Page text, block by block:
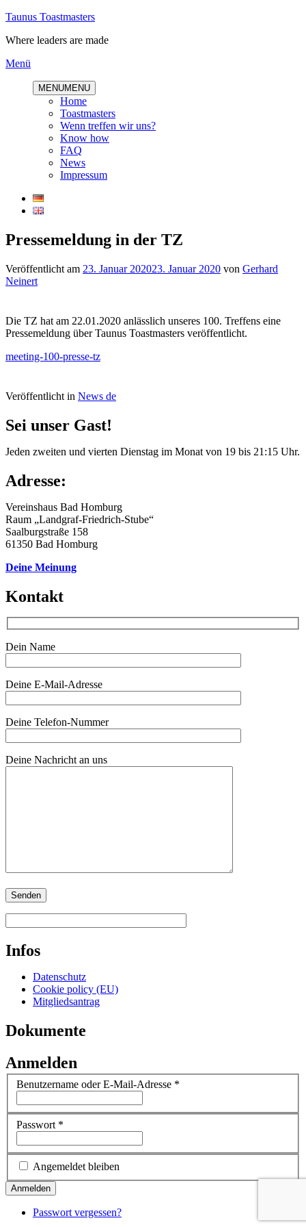
Direkt
Inhalt
Taunus Toastmasters
Where leaders are made
Menü
MENUMENU
Home
Toastmasters
Wenn treffen wir uns?
Know how
FAQ
News
Impressum
Pressemeldung in der TZ
Veröffentlicht am 23. Januar 202023. Januar 2020 von Gerhard
Neinert
Die TZ hat am 22.01.2020 anlässlich unseres 100. Treffens eine
Pressemeldung über Taunus Toastmasters veröffentlicht.
meeting-100-presse-tz
Veröffentlicht in News de
Sei unser Gast!
Jeden zweiten und vierten Dienstag im Monat von 19 bis 21:15 Uhr.
Adresse:
Vereinshaus Bad Homburg
Raum „Landgraf-Friedrich-Stube“
Saalburgstraße 158
61350 Bad Homburg
Deine Meinung
Kontakt
Dein Name
Deine E-Mail-Adresse
Deine Telefon-Nummer
Deine Nachricht an uns
Infos
Datenschutz
Cookie policy (EU)
Mitgliedsantrag
Dokumente
Anmelden
Benutzername oder E-Mail-Adresse *
Passwort *
Angemeldet bleiben
Passwort vergessen?